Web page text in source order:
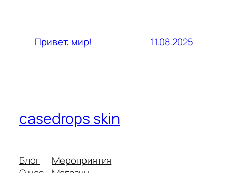
Привет, мир! 11.08.2025
casedrops skin
Блог
Мероприятия